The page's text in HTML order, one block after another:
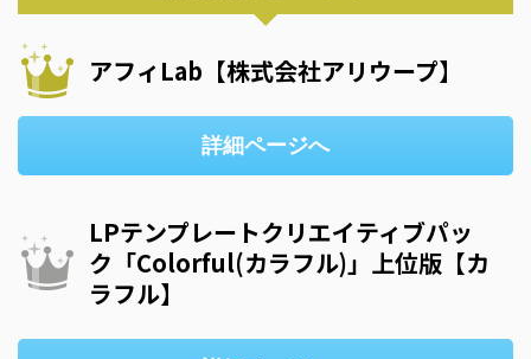
アフィLab【株式会社アリウープ】
詳細ページへ
LPテンプレートクリエイティブパッ
ク「Colorful(カラフル)」上位版【カ
ラフル】